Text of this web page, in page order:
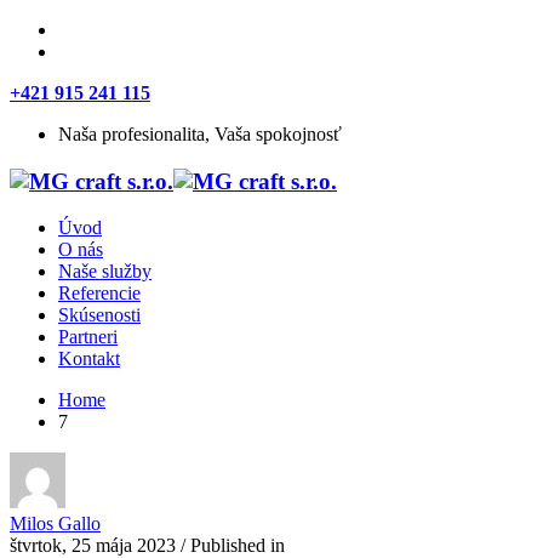
+421 915 241 115
Naša profesionalita, Vaša spokojnosť
Úvod
O nás
Naše služby
Referencie
Skúsenosti
Partneri
Kontakt
Home
7
Milos Gallo
štvrtok, 25 mája 2023 /Published in